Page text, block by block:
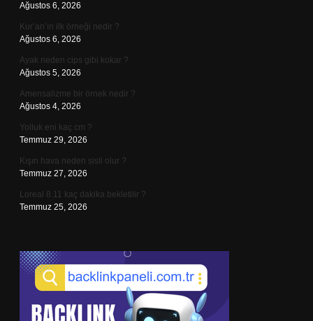
Ağustos 6, 2026
Kur’an’ın ilk örneği nedir ?
Ağustos 6, 2026
Ayak neden cips gibi kokar ?
Ağustos 5, 2026
Amensalizme bir örnek nedir ?
Ağustos 4, 2026
Yolluk eni kaç cm ?
Temmuz 29, 2026
Kışın hava neden sisli olur ?
Temmuz 27, 2026
Loreal 8.11 kaç dakika bekletilir ?
Temmuz 25, 2026